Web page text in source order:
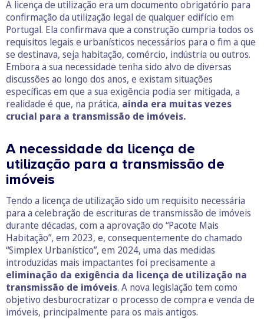
A licença de utilização era um documento obrigatório para
confirmação da utilização legal de qualquer edifício em
Portugal. Ela confirmava que a construção cumpria todos os
requisitos legais e urbanísticos necessários para o fim a que
se destinava, seja habitação, comércio, indústria ou outros.
Embora a sua necessidade tenha sido alvo de diversas
discussões ao longo dos anos, e existam situações
específicas em que a sua exigência podia ser mitigada, a
realidade é que, na prática, ainda era muitas vezes
crucial para a transmissão de imóveis.
A necessidade da licença de
utilização para a transmissão de
imóveis
Tendo a licença de utilização sido um requisito necessária
para a celebração de escrituras de transmissão de imóveis
durante décadas, com a aprovação do “Pacote Mais
Habitação”, em 2023, e, consequentemente do chamado
“Simplex Urbanístico”, em 2024, uma das medidas
introduzidas mais impactantes foi precisamente a
eliminação da exigência da licença de utilização na
transmissão de imóveis. A nova legislação tem como
objetivo desburocratizar o processo de compra e venda de
imóveis, principalmente para os mais antigos.